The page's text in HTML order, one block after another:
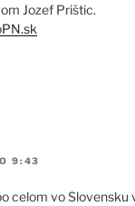
Jozef Prištic.
9:43
celom vo